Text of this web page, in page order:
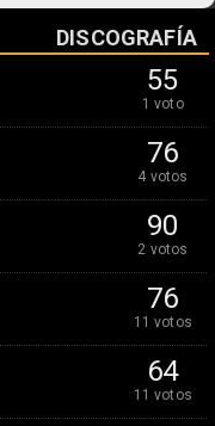
DISCOGRAFÍA
55
1 voto
76
4 votos
90
2 votos
76
11 votos
64
11 votos